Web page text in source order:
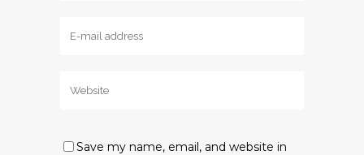
Save my name, email, and website in